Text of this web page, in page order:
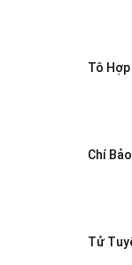
Tô
Chí
Tử